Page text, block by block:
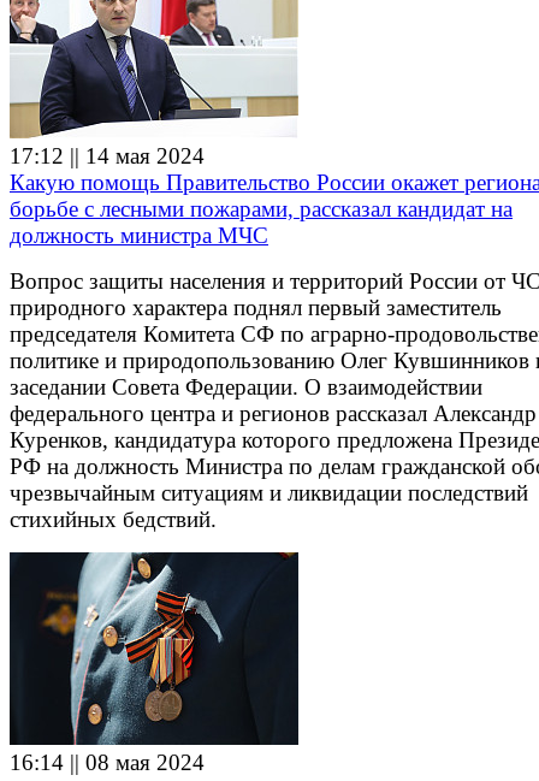
17:12 || 14 мая 2024
Какую помощь Правительство России окажет
борьбе с лесными пожарами, рассказал кандидат на
должность министра МЧС
Вопрос защиты населения и территорий России от
природного характера поднял первый заместитель
председателя Комитета СФ по аграрно-
политике и природопользованию Олег Кувшинников
заседании Совета Федерации. О взаимодействии
федерального центра и регионов рассказал Александр
Куренков, кандидатура которого предложена
РФ на должность Министра по делам гражданской
чрезвычайным ситуациям и ликвидации последствий
стихийных бедствий.
16:14 || 08 мая 2024